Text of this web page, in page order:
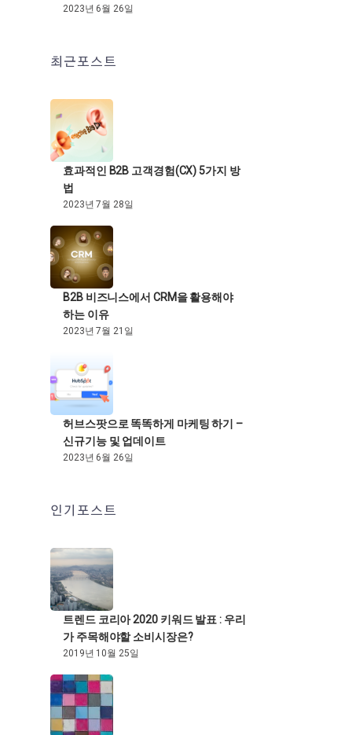
2023년 6월 26일
최근포스트
효과적인 B2B 고객경험(CX) 5가지 방
법
2023년 7월 28일
B2B 비즈니스에서 CRM을 활용해야
하는 이유
2023년 7월 21일
허브스팟으로 똑똑하게 마케팅 하기 –
신규기능 및 업데이트
2023년 6월 26일
인기포스트
트렌드 코리아 2020 키워드 발표 : 우리
가 주목해야할 소비시장은?
2019년 10월 25일